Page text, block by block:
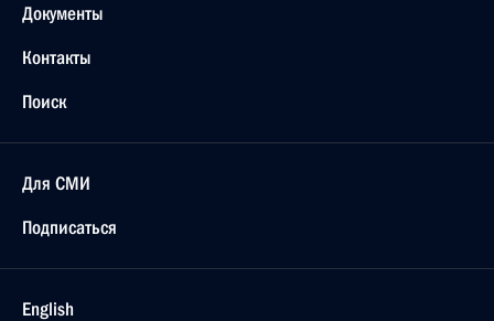
Документы
Контакты
Поиск
Для СМИ
Подписаться
English